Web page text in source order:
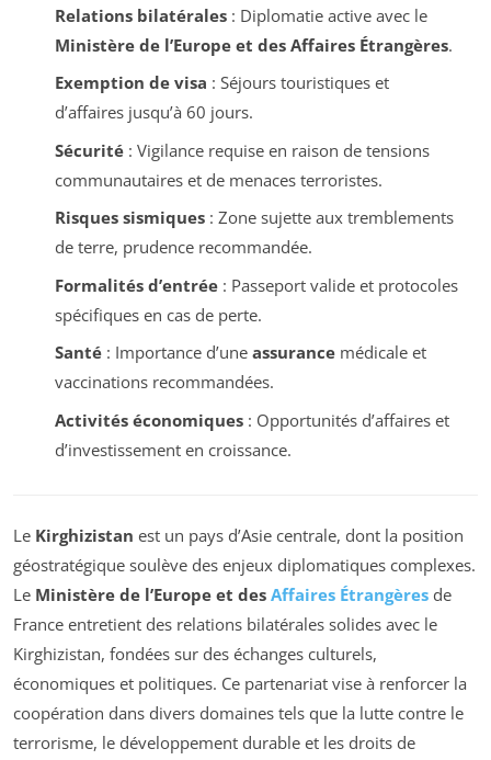
Relations bilatérales: Diplomatie active avec le
Ministère de l’Europe et des Affaires Étrangères.
Exemption de visa : Séjours touristiques et
d’affaires jusqu’à 60 jours.
Sécurité: Vigilance requise en raison de tensions
communautaires et de menaces terroristes.
Risques sismiques: Zone sujette aux tremblements
de terre, prudence recommandée.
Formalités d’entrée: Passeport valide et protocoles
spécifiques en cas de perte.
Santé: Importance d’une assurancemédicale et
vaccinations recommandées.
Activités économiques: Opportunités d’affaires et
d’investissement en croissance.
Le Kirghizistan est un pays d’Asie centrale, dont la position
géostratégique soulève des enjeux diplomatiques complexes.
Le Ministère de l’Europe et des Affaires Étrangères de
France entretient des relations bilatérales solides avec le
Kirghizistan, fondées sur des échanges culturels,
économiques et politiques. Ce partenariat vise à renforcer la
coopération dans divers domaines tels que la lutte contre le
terrorisme, le développement durable et les droits de